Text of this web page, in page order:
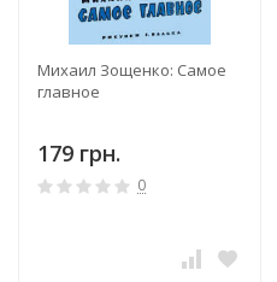
Михаил Зощенко: Самое
главное
179 грн.
0